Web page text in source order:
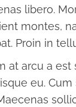
libero.
montes,
Proin in
at arcu a est
eu.